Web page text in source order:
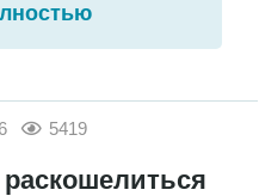
5419